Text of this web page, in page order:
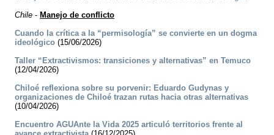
Chile - Manejo de conflicto
Cuando la crítica a la “permisología” se convierte en un dogma
ideológico (15/06/2026)
Taller “Extractivismos: transiciones y alternativas” en Temuco
(12/04/2026)
Chiloé reflexiona sobre su porvenir: Eduardo Gudynas y
organizaciones de Chiloé trazan rutas hacia otras alternativas
(10/04/2026)
Encuentro AGUAnte la Vida 2025 articuló territorios frente al